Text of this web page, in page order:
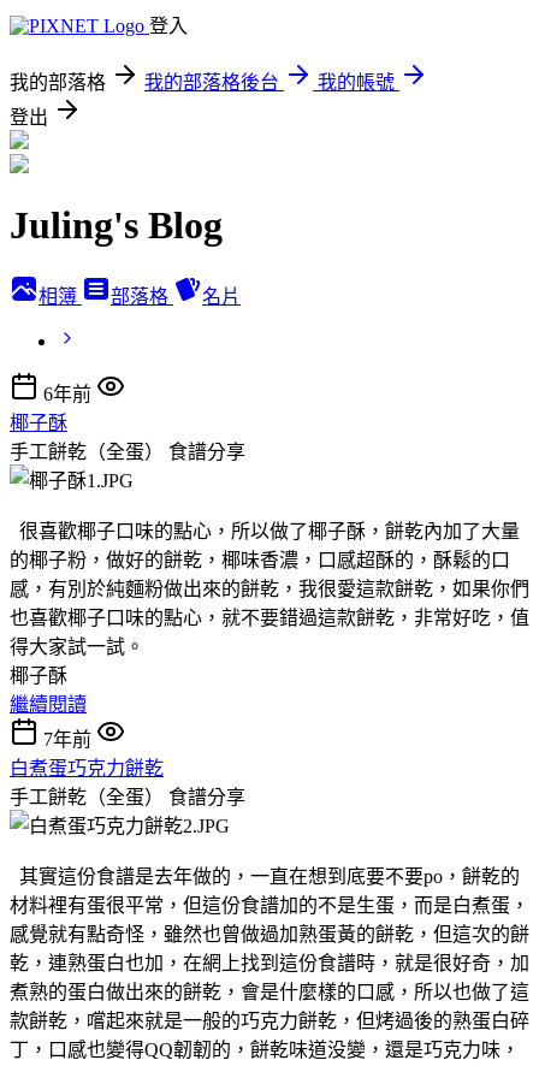
登入
我的部落格 我的部落格後台
我的帳號
登出
Juling's Blog
相簿 部落格 名片
6年前
椰子酥
手工餅乾（全蛋） 食譜分享
很喜歡椰子口味的點心，所以做了椰子酥，餅乾內加了大量
的椰子粉，做好的餅乾，椰味香濃，口感超酥的，酥鬆的口
感，有別於純麵粉做出來的餅乾，我很愛這款餅乾，如果你們
也喜歡椰子口味的點心，就不要錯過這款餅乾，非常好吃，值
得大家試一試。
椰子酥
繼續閱讀
7年前
白煮蛋巧克力餅乾
手工餅乾（全蛋） 食譜分享
其實這份食譜是去年做的，一直在想到底要不要po，餅乾的
材料裡有蛋很平常，但這份食譜加的不是生蛋，而是白煮蛋，
感覺就有點奇怪，雖然也曾做過加熟蛋黃的餅乾，但這次的餅
乾，連熟蛋白也加，在網上找到這份食譜時，就是很好奇，加
煮熟的蛋白做出來的餅乾，會是什麼樣的口感，所以也做了這
款餅乾，嚐起來就是一般的巧克力餅乾，但烤過後的熟蛋白碎
丁，口感也變得QQ韌韌的，餅乾味道没變，還是巧克力味，